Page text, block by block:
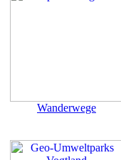
Wanderwege